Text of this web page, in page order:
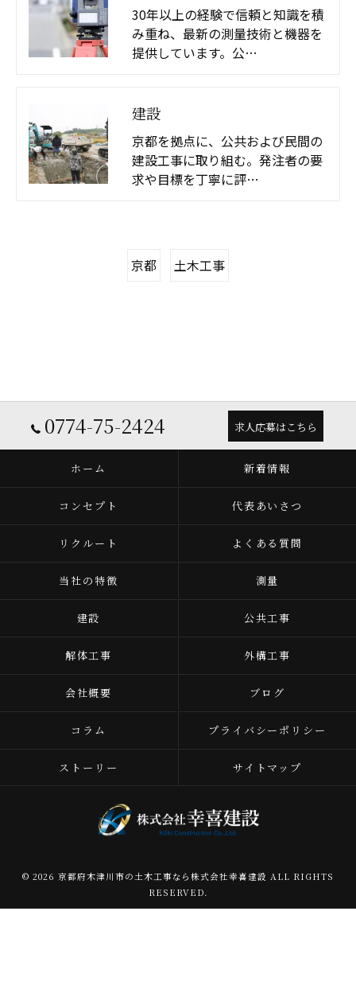
30年以上の経験で信頼と知識を積
み重ね、最新の測量技術と機器を
提供しています。公…
建設
京都を拠点に、公共および民間の
建設工事に取り組む。発注者の要
求や目標を丁寧に評…
京都 土木工事
0774-75-2424 求人応募はこちら
ホーム 新着情報
コンセプト 代表あいさつ
リクルート よくある質問
当社の特徴 測量
建設 公共工事
解体工事 外構工事
会社概要 ブログ
コラム プライバシーポリシー
ストーリー サイトマップ
© 2026 京都府木津川市の土木工事なら株式会社幸喜建設 ALL RIGHTS
RESERVED.